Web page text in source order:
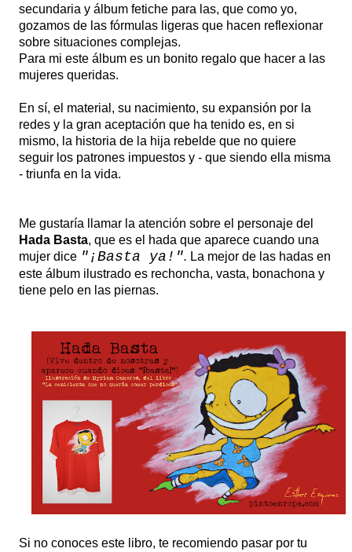
secundaria y álbum fetiche para las, que como yo,
gozamos de las fórmulas ligeras que hacen reflexionar
sobre situaciones complejas.
Para mi este álbum es un bonito regalo que hacer a las
mujeres queridas.
En sí, el material, su nacimiento, su expansión por la
redes y la gran aceptación que ha tenido es, en si
mismo, la historia de la hija rebelde que no quiere
seguir los patrones impuestos y - que siendo ella misma
- triunfa en la vida.
Me gustaría llamar la atención sobre el personaje del
Hada Basta, que es el hada que aparece cuando una
mujer dice "¡Basta ya!". La mejor de las hadas en
este álbum ilustrado es rechoncha, vasta, bonachona y
tiene pelo en las piernas.
Si no conoces este libro, te recomiendo pasar por tu